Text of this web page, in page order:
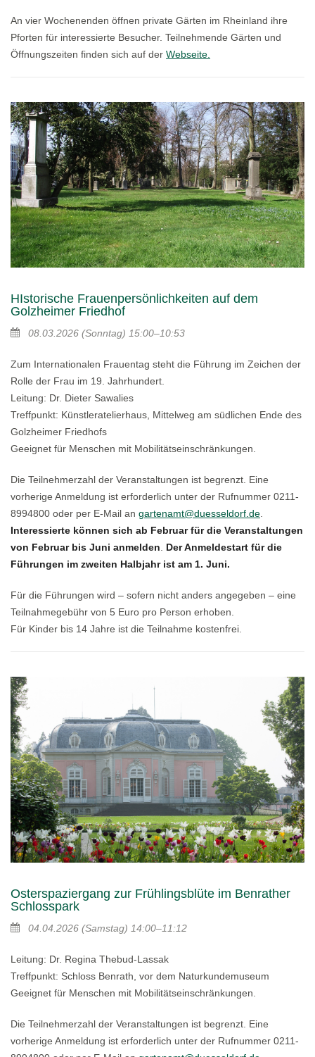
An vier Wochenenden öffnen private Gärten im Rheinland ihre
Pforten für interessierte Besucher. Teilnehmende Gärten und
Öffnungszeiten finden sich auf der Webseite.
HIstorische Frauenpersönlichkeiten auf dem
Golzheimer Friedhof
08.03.2026 (Sonntag) 15:00–10:53
Zum Internationalen Frauentag steht die Führung im Zeichen der
Rolle der Frau im 19. Jahrhundert.
Leitung: Dr. Dieter Sawalies
Treffpunkt: Künstleratelierhaus, Mittelweg am südlichen Ende des
Golzheimer Friedhofs
Geeignet für Menschen mit Mobilitätseinschränkungen.
Die Teilnehmerzahl der Veranstaltungen ist begrenzt. Eine
vorherige Anmeldung ist erforderlich unter der Rufnummer 0211-
8994800 oder per E-Mail an gartenamt@duesseldorf.de
Interessierte können sich ab Februar für die Veranstaltungen
von Februar bis Juni anmelden
Der Anmeldestart für die
Führungen im zweiten Halbjahr ist am 1. Juni.
Für die Führungen wird – sofern nicht anders angegeben – eine
Teilnahmegebühr von 5 Euro pro Person erhoben.
Für Kinder bis 14 Jahre ist die Teilnahme kostenfrei.
Osterspaziergang zur Frühlingsblüte im Benrather
Schlosspark
04.04.2026 (Samstag) 14:00–11:12
Leitung: Dr. Regina Thebud-Lassak
Treffpunkt: Schloss Benrath, vor dem Naturkundemuseum
Geeignet für Menschen mit Mobilitätseinschränkungen.
Die Teilnehmerzahl der Veranstaltungen ist begrenzt. Eine
vorherige Anmeldung ist erforderlich unter der Rufnummer 0211-